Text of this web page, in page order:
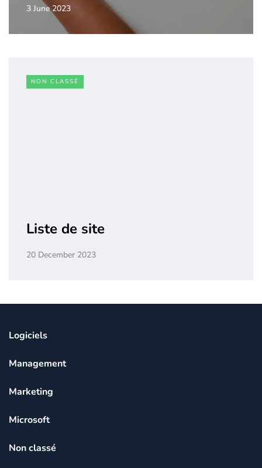
3 June 2023
NON CLASSÉ
Liste de site
20 December 2023
Logiciels
Management
Marketing
Microsoft
Non classé